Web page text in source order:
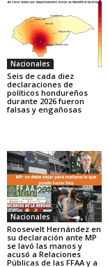
Nacionales
Seis de cada diez
declaraciones de
políticos hondureños
durante 2026 fueron
falsas y engañosas
Nacionales
Roosevelt Hernández en
su declaración ante MP
se lavó las manos y
acusó a Relaciones
Públicas de las FFAA y a